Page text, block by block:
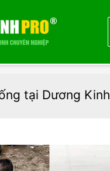
tại Dương Kinh